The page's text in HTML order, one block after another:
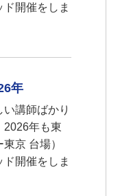
開催をしま
年
講師ばかり
2026年も東
京 台場）
開催をしま